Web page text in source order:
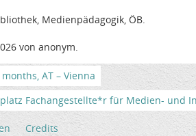
Medienpädagogik, ÖB.
von anonym.
AT – Vienna
Fachangestellte*r für Medien- und
Credits